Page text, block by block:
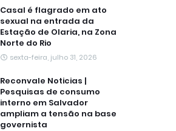
Casal é flagrado em ato
sexual na entrada da
Estação de Olaria, na Zona
Norte do Rio
sexta-feira, julho 31, 2026
Reconvale Noticias |
Pesquisas de consumo
interno em Salvador
ampliam a tensão na base
governista